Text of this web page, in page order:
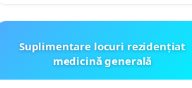
Suplimentare locuri rezidențiat
medicină generală